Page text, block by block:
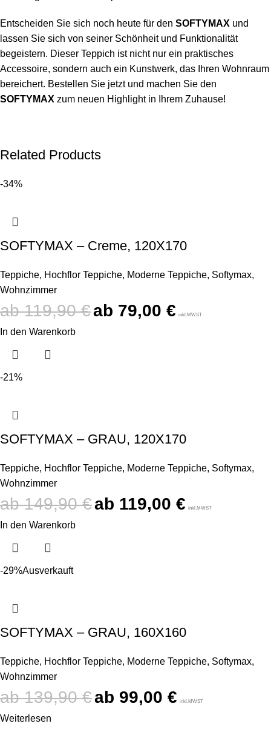
Entscheiden Sie sich noch heute für den SOFTYMAX und
lassen Sie sich von seiner Schönheit und Funktionalität
begeistern. Dieser Teppich ist nicht nur ein praktisches
Accessoire, sondern auch ein Kunstwerk, das Ihren Wohnraum
bereichert. Bestellen Sie jetzt und machen Sie den
SOFTYMAX zum neuen Highlight in Ihrem Zuhause!
Related Products
-34%
SOFTYMAX – Creme, 120X170
Teppiche, Hochflor Teppiche, Moderne Teppiche, Softymax,
Wohnzimmer
119,90€ 79,00 € inkl.MWST
In den Warenkorb
-21%
SOFTYMAX – GRAU, 120X170
Teppiche, Hochflor Teppiche, Moderne Teppiche, Softymax,
Wohnzimmer
149,90€ 119,00 € inkl.MWST
In den Warenkorb
-29%Ausverkauft
SOFTYMAX – GRAU, 160X160
Teppiche, Hochflor Teppiche, Moderne Teppiche, Softymax,
Wohnzimmer
139,90€ 99,00 € inkl.MWST
Weiterlesen